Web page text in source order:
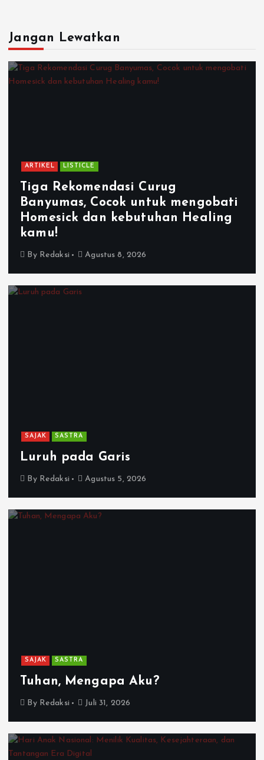
Jangan Lewatkan
ARTIKEL LISTICLE
Tiga Rekomendasi Curug
Banyumas, Cocok untuk mengobati
Homesick dan kebutuhan Healing
kamu!
By Redaksi Agustus 8, 2026
SAJAK SASTRA
Luruh pada Garis
By Redaksi Agustus 5, 2026
SAJAK SASTRA
Tuhan, Mengapa Aku?
By Redaksi Juli 31, 2026